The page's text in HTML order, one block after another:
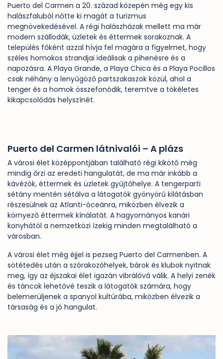
Puerto del Carmen a 20. század közepén még egy kis
halászfaluból nőtte ki magát a turizmus
megnövekedésével. A régi halászházak mellett ma már
modern szállodák, üzletek és éttermek sorakoznak. A
település főként azzal hívja fel magára a figyelmet, hogy
széles homokos strandjai ideálisak a pihenésre és a
napozásra. A Playa Grande, a Playa Chica és a Playa Pocillos
csak néhány a lenyűgöző partszakaszok közül, ahol a
tenger és a homok összefonódik, teremtve a tökéletes
kikapcsolódás helyszínét.
Puerto del Carmen látnivalói – A plázs
A városi élet középpontjában található régi kikötő még
mindig őrzi az eredeti hangulatát, de ma már inkább a
kávézók, éttermek és üzletek gyűjtőhelye. A tengerparti
sétány mentén sétálva a látogatók gyönyörű kilátásban
részesülnek az Atlanti-óceánra, miközben élvezik a
környező éttermek kínálatát. A hagyományos kanári
konyhától a nemzetközi ízekig minden megtalálható a
városban.
A városi élet még éjjel is pezseg Puerto del Carmenben. A
sötétedés után a szórakozóhelyek, bárok és klubok nyitnak
meg, így az éjszakai élet igazán vibrálóvá válik. A helyi zenék
és táncok lehetővé teszik a látogatók számára, hogy
belemerüljenek a spanyol kultúrába, miközben élvezik a
társaság és a jó hangulat.